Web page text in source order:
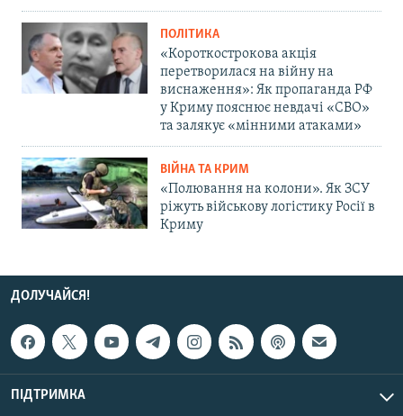
ПОЛІТИКА
«Короткострокова акція
перетворилася на війну на
виснаження»: Як пропаганда РФ
у Криму пояснює невдачі «СВО»
та залякує «мінними атаками»
ВІЙНА ТА КРИМ
«Полювання на колони». Як ЗСУ
ріжуть військову логістику Росії в
Криму
ДОЛУЧАЙСЯ!
ПІДТРИМКА